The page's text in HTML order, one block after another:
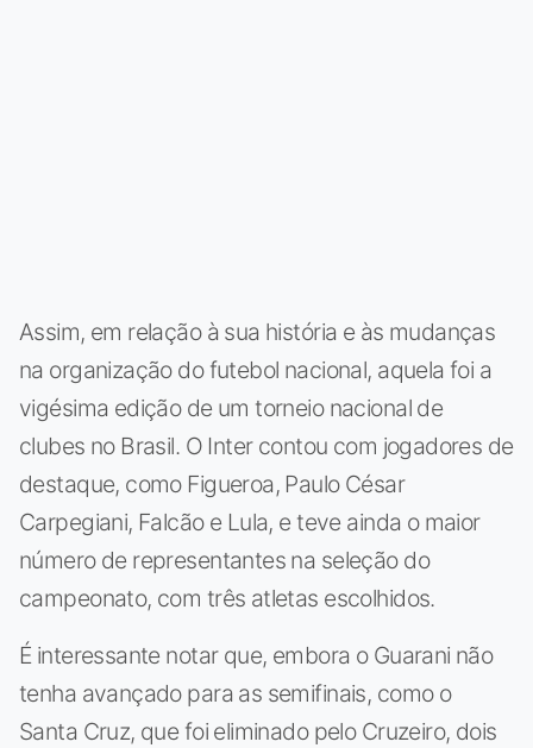
Assim, em relação à sua história e às mudanças
na organização do futebol nacional, aquela foi a
vigésima edição de um torneio nacional de
clubes no Brasil. O Inter contou com jogadores de
destaque, como Figueroa, Paulo César
Carpegiani, Falcão e Lula, e teve ainda o maior
número de representantes na seleção do
campeonato, com três atletas escolhidos.
É interessante notar que, embora o Guarani não
tenha avançado para as semifinais, como o
Santa Cruz, que foi eliminado pelo Cruzeiro, dois